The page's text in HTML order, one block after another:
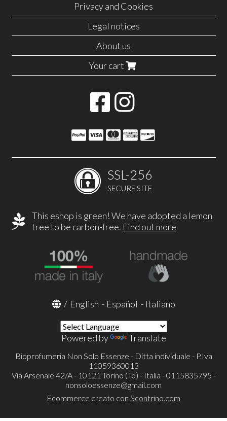
Privacy and Cookies
Legal notices
About us
Your cart
SSL-256
SECURE SITE
This eshop is green! We have adopted a lemon
tree to be carbon-free. Find out more
/ English - Español - Italiano
Powered by Translate
Bioprofumeria Non Solo Essenze - Ditta individuale - P.Iva
11059360013
Via Arsenale 42/A - 10121 Torino (To) - Italia - 0115835795 -
nonsoloessenze@gmail.com
Ecommerce creato con Scontrino.com